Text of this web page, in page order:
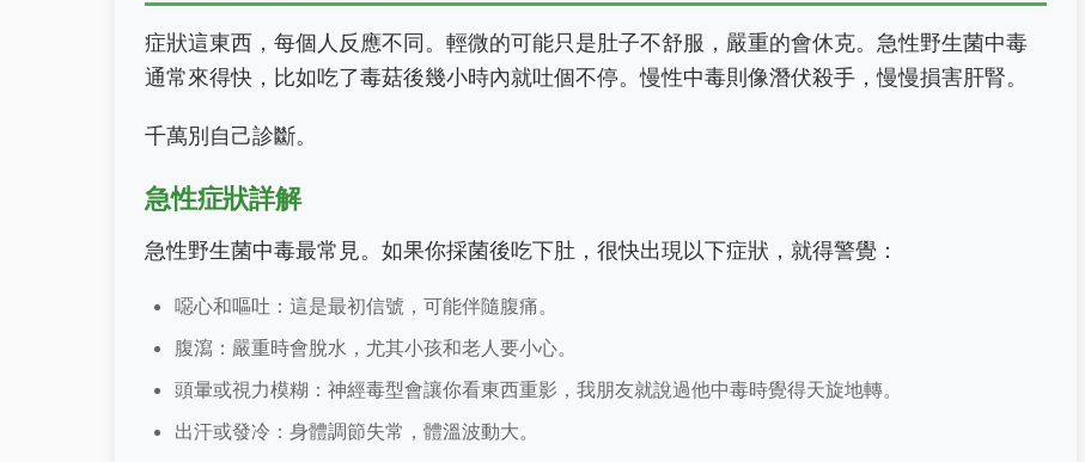
症狀這東西，每個人反應不同。輕微的可能只是肚子不舒服，嚴重的會休克。急性野生菌中毒
通常來得快，比如吃了毒菇後幾小時內就吐個不停。慢性中毒則像潛伏殺手，慢慢損害肝腎。
千萬別自己診斷。
急性症狀詳解
急性野生菌中毒最常見。如果你採菌後吃下肚，很快出現以下症狀，就得警覺：
噁心和嘔吐：這是最初信號，可能伴隨腹痛。
腹瀉：嚴重時會脫水，尤其小孩和老人要小心。
頭暈或視力模糊：神經毒型會讓你看東西重影，我朋友就說過他中毒時覺得天旋地轉。
出汗或發冷：身體調節失常，體溫波動大。